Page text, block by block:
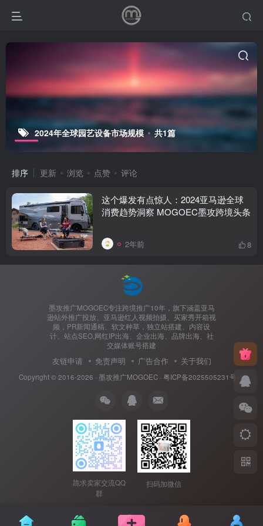
2024年全球园艺设备市场规模 共1篇
排序 更新 浏览 点赞 评论
这个爆发有点惊人：2024亚马逊全球
消费趋势洞察 MOGOEC墨攻跨境头条
2年前 8
墨攻推广MOGOEC专注跨境推广10年，旗下涵盖亚马
逊站外推广投放、亚马逊红人视频拍摄、买家秀开箱视
频，PR新闻通稿、软文种草，独立站搭建、内容设
计、站点SEO,网红IP出海、企业出海、品牌出海、社
交媒体账号搭建
友链申请 免责声明 广告合作 关于我们
Copyright © 2016-2026 · 墨攻推广MOGOEC· 粤ICP备2025505231号-1.
跪求卖家交流QQ
群
扫码加微信